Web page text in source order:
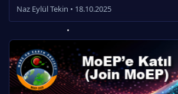
Naz Eylül Tekin • 18.10.2025